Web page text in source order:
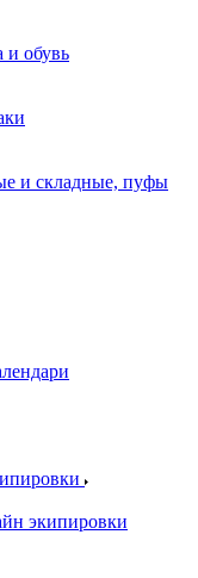
и обувь
и складные, пуфы
экипировки